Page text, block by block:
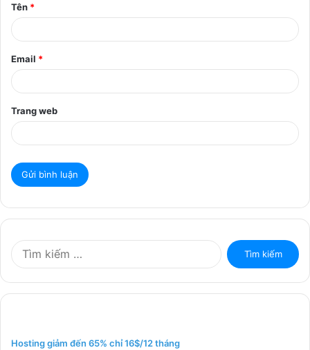
n
*
Tên *
Email *
Trang web
k
Hosting giảm đến 65% chỉ 16$/12 tháng